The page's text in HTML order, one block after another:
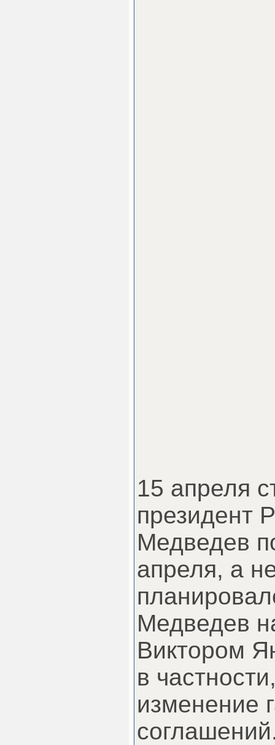
15 апреля
президент
Медведев
апреля, а
Медведев
Виктором
в
изменение